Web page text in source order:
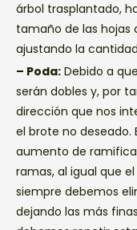
árbol trasplantado,
tamaño de las hojas
ajustando la
– Poda: Debido a
serán dobles y, por
dirección que nos
el brote no deseado.
aumento de
ramas, al igual que
siempre debemos
dejando las más